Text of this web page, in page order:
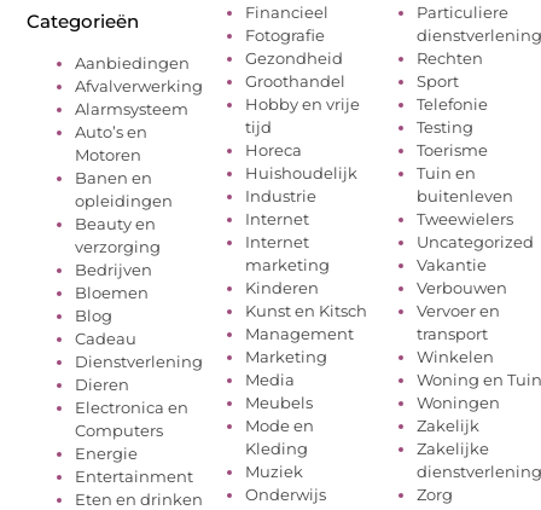
Categorieën
Aanbiedingen
Afvalverwerking
Alarmsysteem
Auto’s en
Motoren
Banen en
opleidingen
Beauty en
verzorging
Bedrijven
Bloemen
Blog
Cadeau
Dienstverlening
Dieren
Electronica en
Computers
Energie
Entertainment
Eten en drinken
Financieel
Fotografie
Gezondheid
Groothandel
Hobby en vrije
tijd
Horeca
Huishoudelijk
Industrie
Internet
Internet
marketing
Kinderen
Kunst en Kitsch
Management
Marketing
Media
Meubels
Mode en
Kleding
Muziek
Onderwijs
Particuliere
dienstverlening
Rechten
Sport
Telefonie
Testing
Toerisme
Tuin en
buitenleven
Tweewielers
Uncategorized
Vakantie
Verbouwen
Vervoer en
transport
Winkelen
Woning en Tuin
Woningen
Zakelijk
Zakelijke
dienstverlening
Zorg